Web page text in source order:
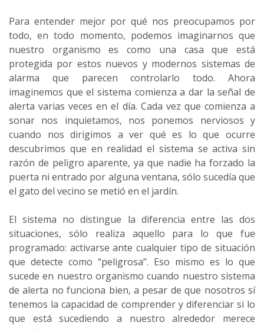
Para entender mejor por qué nos preocupamos por
todo, en todo momento, podemos imaginarnos que
nuestro organismo es como una casa que está
protegida por estos nuevos y modernos sistemas de
alarma que parecen controlarlo todo. Ahora
imaginemos que el sistema comienza a dar la señal de
alerta varias veces en el día. Cada vez que comienza a
sonar nos inquietamos, nos ponemos nerviosos y
cuando nos dirigimos a ver qué es lo que ocurre
descubrimos que en realidad el sistema se activa sin
razón de peligro aparente, ya que nadie ha forzado la
puerta ni entrado por alguna ventana, sólo sucedía que
el gato del vecino se metió en el jardín.
El sistema no distingue la diferencia entre las dos
situaciones, sólo realiza aquello para lo que fue
programado: activarse ante cualquier tipo de situación
que detecte como “peligrosa”. Eso mismo es lo que
sucede en nuestro organismo cuando nuestro sistema
de alerta no funciona bien, a pesar de que nosotros sí
tenemos la capacidad de comprender y diferenciar si lo
que está sucediendo a nuestro alrededor merece